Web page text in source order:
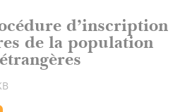
d’inscription
de la population